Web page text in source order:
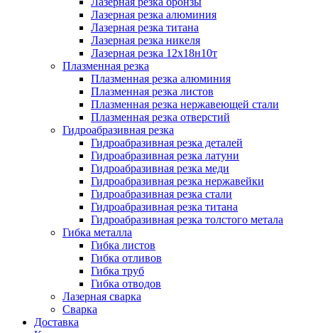
Лазерная резка алюминия
Лазерная резка титана
Лазерная резка никеля
Лазерная резка 12х18н10т
Плазменная резка
Плазменная резка алюминия
Плазменная резка листов
Плазменная резка нержавеющей стали
Плазменная резка отверстий
Гидроабразивная резка
Гидроабразивная резка деталей
Гидроабразивная резка латуни
Гидроабразивная резка меди
Гидроабразивная резка нержавейки
Гидроабразивная резка стали
Гидроабразивная резка титана
Гидроабразивная резка толстого метала
Гибка металла
Гибка листов
Гибка отливов
Гибка труб
Гибка отводов
Лазерная сварка
Сварка
Доставка